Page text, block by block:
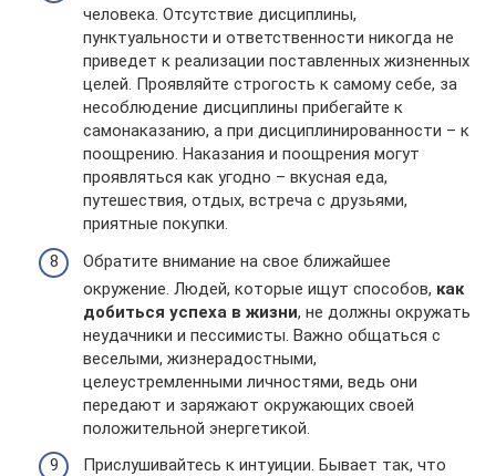
человека. Отсутствие дисциплины,
пунктуальности и ответственности никогда не
приведет к реализации поставленных жизненных
целей. Проявляйте строгость к самому себе, за
несоблюдение дисциплины прибегайте к
самонаказанию, а при дисциплинированности – к
поощрению. Наказания и поощрения могут
проявляться как угодно – вкусная еда,
путешествия, отдых, встреча с друзьями,
приятные покупки.
Обратите внимание на свое ближайшее
окружение. Людей, которые ищут способов, как
добиться успеха в жизни, не должны окружать
неудачники и пессимисты. Важно общаться с
веселыми, жизнерадостными,
целеустремленными личностями, ведь они
передают и заряжают окружающих своей
положительной энергетикой.
Прислушивайтесь к интуиции. Бывает так, что